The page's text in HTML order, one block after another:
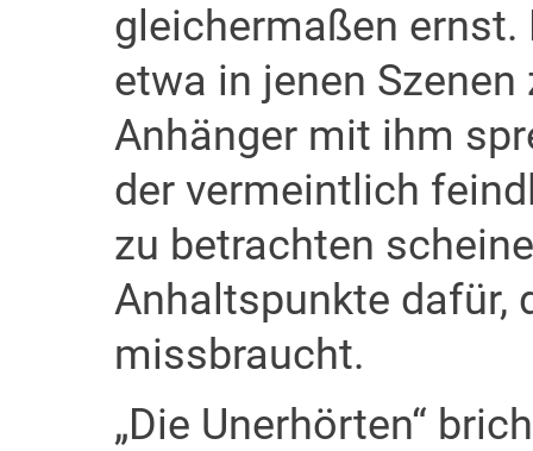
gleichermaßen ernst.
etwa in jenen
Anhänger mit ihm
der vermeintlich
zu betrachten
Anhaltspunkte dafür,
missbraucht.
„Die Unerhörten“